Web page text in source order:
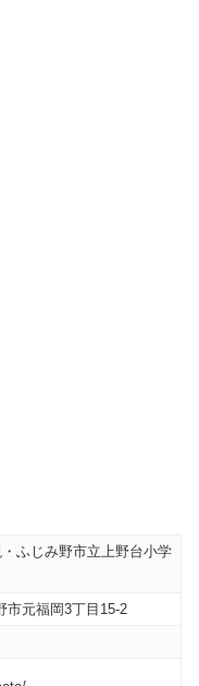
ふじみ野市立上野台小学
市元福岡3丁目15-2